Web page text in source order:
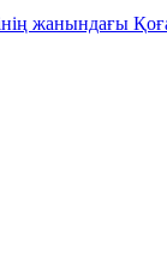
жанындағы